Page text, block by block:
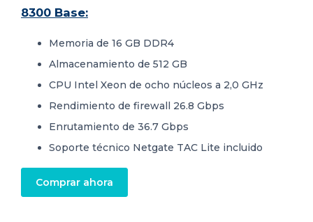
8300 Base:
Memoria de 16 GB DDR4
Almacenamiento de 512 GB
CPU Intel Xeon de ocho núcleos a 2,0 GHz
Rendimiento de firewall 26.8 Gbps
Enrutamiento de 36.7 Gbps
Soporte técnico Netgate TAC Lite incluido
Comprar ahora